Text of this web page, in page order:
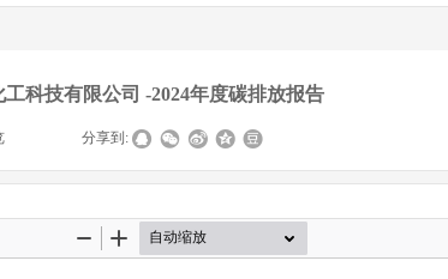
科技有限公司 -2024年度碳排放报告
分享到: